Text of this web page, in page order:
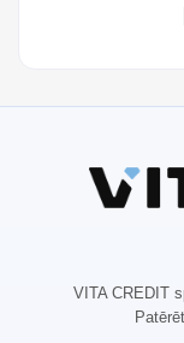
VITA CREDIT